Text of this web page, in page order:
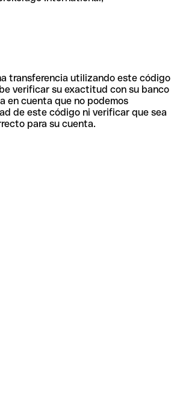
transferencia utilizando este código
verificar su exactitud con su banco
en cuenta que no podemos
de este código ni verificar que sea
para su cuenta.